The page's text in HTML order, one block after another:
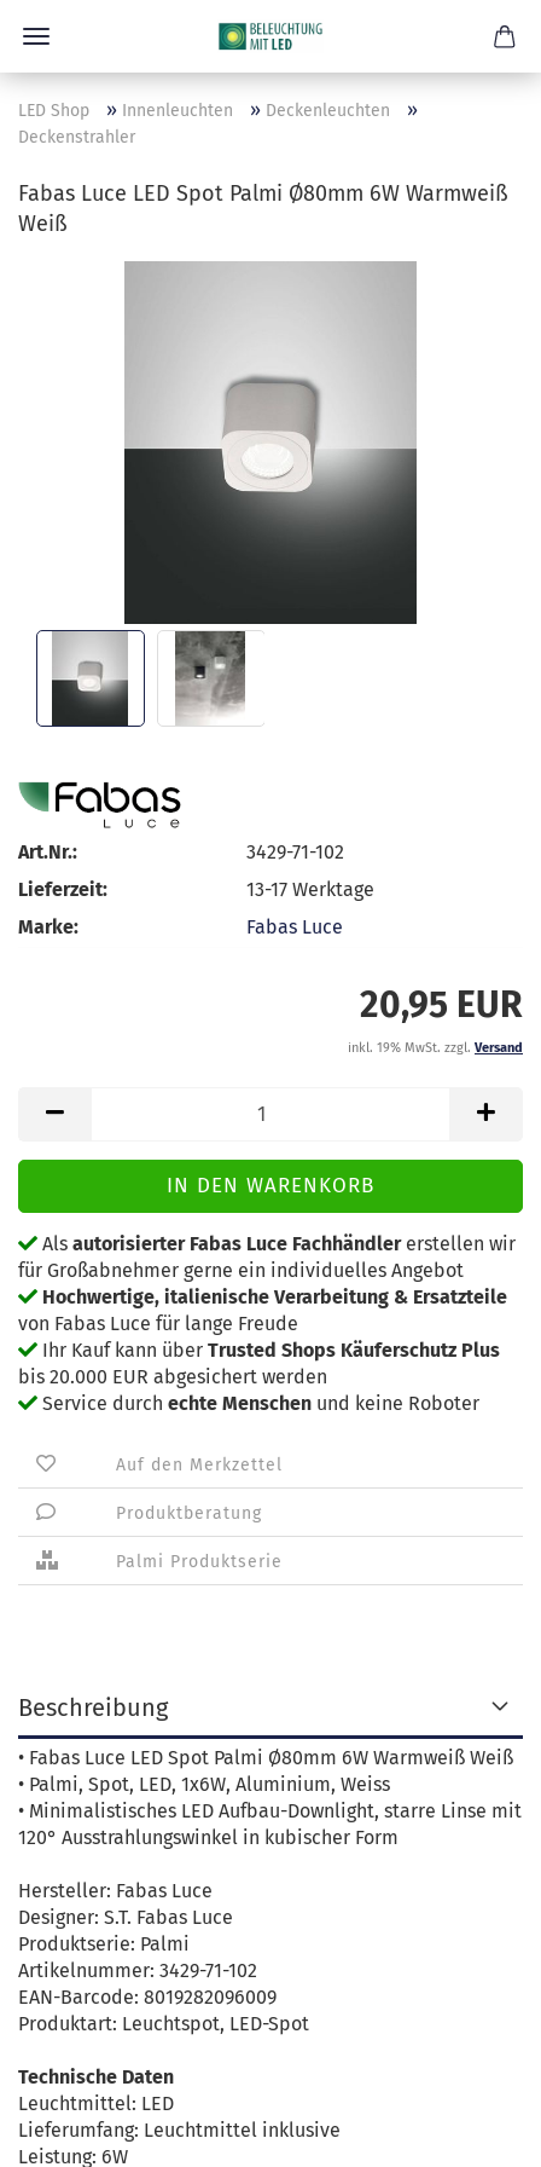
LED Shop » Innenleuchten » Deckenleuchten »
Deckenstrahler
Fabas Luce LED Spot Palmi Ø80mm 6W Warmweiß
Weiß
Art.Nr.:
3429-71-102
Lieferzeit:
13-17 Werktage
Marke:
Fabas Luce
20,95 EUR
inkl. 19% MwSt. zzgl. Versand
Als autorisierter Fabas Luce Fachhändlererstellen wir
für Großabnehmer gerne ein individuelles Angebot
Hochwertige, italienische Verarbeitung & Ersatzteile
von Fabas Luce für lange Freude
Ihr Kauf kann über Trusted Shops Käuferschutz Plus
bis 20.000 EUR abgesichert werden
Service durch echte Menschen und keine Roboter
Auf den Merkzettel
Produktberatung
Palmi Produktserie
Beschreibung
• Fabas Luce LED Spot Palmi Ø80mm 6W Warmweiß Weiß
• Palmi, Spot, LED, 1x6W, Aluminium, Weiss
• Minimalistisches LED Aufbau-Downlight, starre Linse mit
120° Ausstrahlungswinkel in kubischer Form
Hersteller: Fabas Luce
Designer: S.T. Fabas Luce
Produktserie: Palmi
Artikelnummer: 3429-71-102
EAN-Barcode: 8019282096009
Produktart: Leuchtspot, LED-Spot
Technische Daten
Leuchtmittel: LED
Lieferumfang: Leuchtmittel inklusive
Leistung: 6W